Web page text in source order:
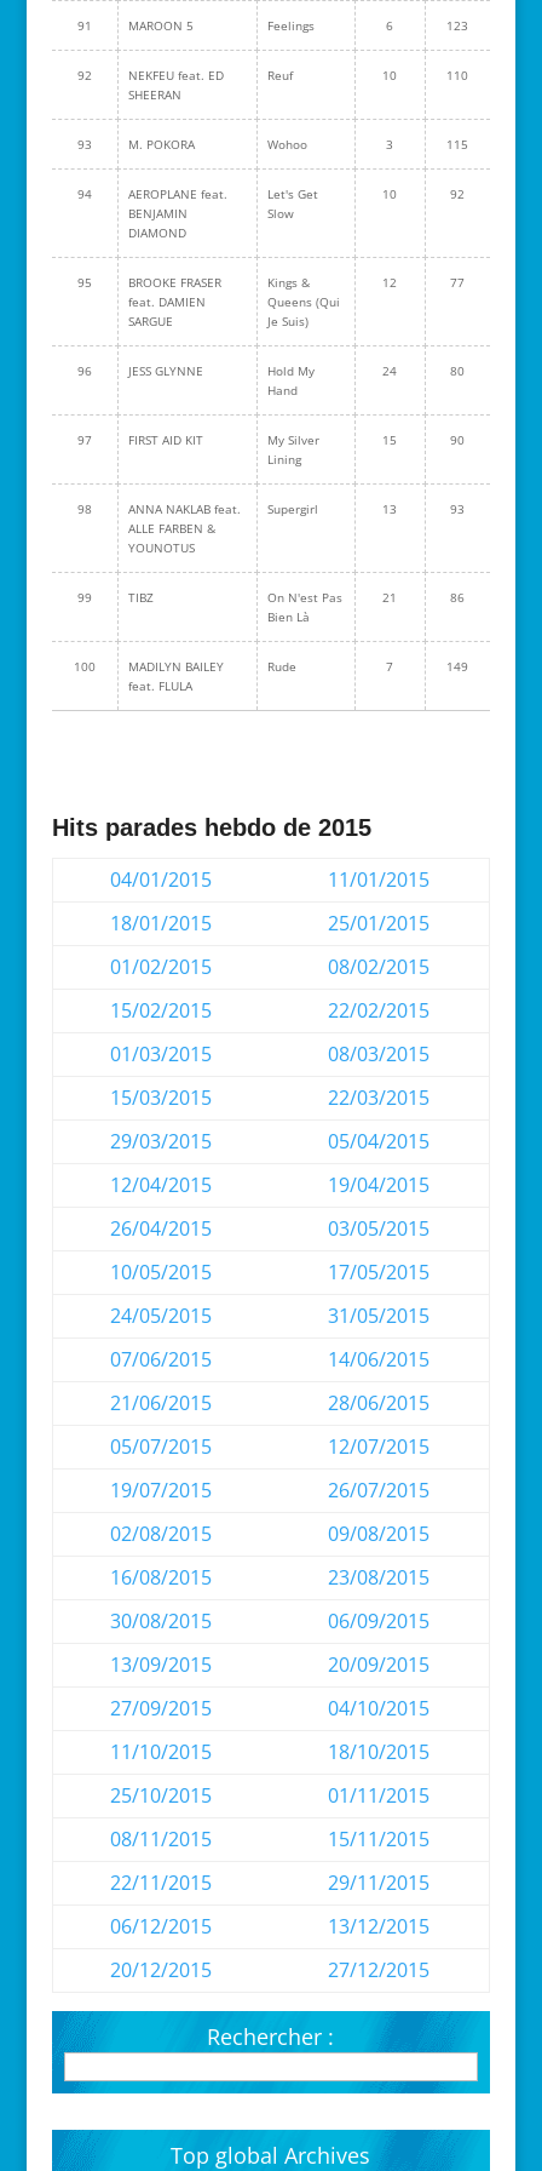
91 MAROON 5 Feelings 6 123
92
NEKFEU feat. ED
SHEERAN
Reuf 10 110
93 M. POKORA Wohoo 3 115
94
AEROPLANE feat.
BENJAMIN
DIAMOND
Let's Get
Slow
10 92
95
BROOKE FRASER
feat. DAMIEN
SARGUE
Kings &
Queens (Qui
Je Suis)
12 77
96 JESS GLYNNE
Hold My
Hand
24 80
97 FIRST AID KIT
My Silver
Lining
15 90
98
ANNA NAKLAB feat.
ALLE FARBEN &
YOUNOTUS
Supergirl 13 93
99 TIBZ
On N'est Pas
Bien Là
21 86
100
MADILYN BAILEY
feat. FLULA
Rude 7 149
Hits parades hebdo de 2015
04/01/2015
11/01/2015
18/01/2015
25/01/2015
01/02/2015
08/02/2015
15/02/2015
22/02/2015
01/03/2015
08/03/2015
15/03/2015
22/03/2015
29/03/2015
05/04/2015
12/04/2015
19/04/2015
26/04/2015
03/05/2015
10/05/2015
17/05/2015
24/05/2015
31/05/2015
07/06/2015
14/06/2015
21/06/2015
28/06/2015
05/07/2015
12/07/2015
19/07/2015
26/07/2015
02/08/2015
09/08/2015
16/08/2015
23/08/2015
30/08/2015
06/09/2015
13/09/2015
20/09/2015
27/09/2015
04/10/2015
11/10/2015
18/10/2015
25/10/2015
01/11/2015
08/11/2015
15/11/2015
22/11/2015
29/11/2015
06/12/2015
13/12/2015
20/12/2015
27/12/2015
Rechercher :
Top global Archives